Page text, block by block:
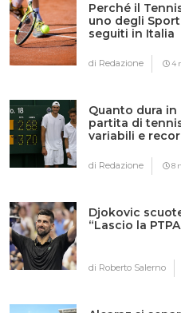
Perché il
uno degli
seguiti in Italia
di Redazione 4
Quanto dura in
partita di
variabili e
di Redazione 8
Djokovic
“Lascio la
di Roberto Salerno